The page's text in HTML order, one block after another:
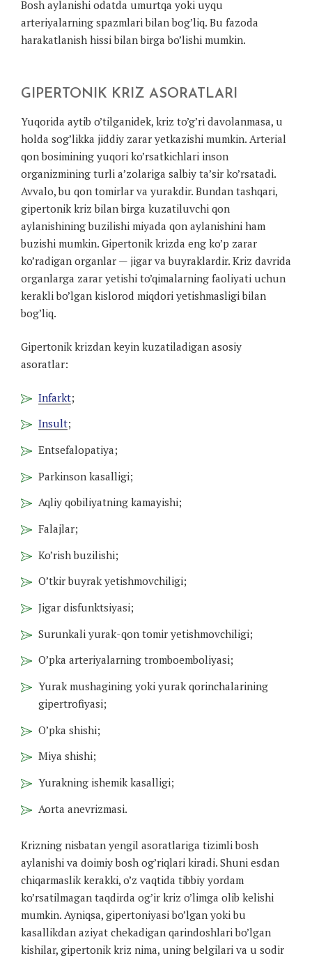
Bosh aylanishi odatda umurtqa yoki uyqu
arteriyalarning spazmlari bilan bog’liq. Bu fazoda
harakatlanish hissi bilan birga bo’lishi mumkin.
GIPERTONIK KRIZ ASORATLARI
Yuqorida aytib o’tilganidek, kriz to’g’ri davolanmasa, u
holda sog’likka jiddiy zarar yetkazishi mumkin. Arterial
qon bosimining yuqori ko’rsatkichlari inson
organizmining turli a’zolariga salbiy ta’sir ko’rsatadi.
Avvalo, bu qon tomirlar va yurakdir. Bundan tashqari,
gipertonik kriz bilan birga kuzatiluvchi qon
aylanishining buzilishi miyada qon aylanishini ham
buzishi mumkin. Gipertonik krizda eng ko’p zarar
ko’radigan organlar — jigar va buyraklardir. Kriz davrida
organlarga zarar yetishi to’qimalarning faoliyati uchun
kerakli bo’lgan kislorod miqdori yetishmasligi bilan
bog’liq.
Gipertonik krizdan keyin kuzatiladigan asosiy
asoratlar:
Infarkt;
Insult;
Entsefalopatiya;
Parkinson kasalligi;
Aqliy qobiliyatning kamayishi;
Falajlar;
Ko’rish buzilishi;
O’tkir buyrak yetishmovchiligi;
Jigar disfunktsiyasi;
Surunkali yurak-qon tomir yetishmovchiligi;
O’pka arteriyalarning tromboemboliyasi;
Yurak mushagining yoki yurak qorinchalarining
gipertrofiyasi;
O’pka shishi;
Miya shishi;
Yurakning ishemik kasalligi;
Aorta anevrizmasi.
Krizning nisbatan yengil asoratlariga tizimli bosh
aylanishi va doimiy bosh og’riqlari kiradi. Shuni esdan
chiqarmaslik kerakki, o’z vaqtida tibbiy yordam
ko’rsatilmagan taqdirda og’ir kriz o’limga olib kelishi
mumkin. Ayniqsa, gipertoniyasi bo’lgan yoki bu
kasallikdan aziyat chekadigan qarindoshlari bo’lgan
kishilar, gipertonik kriz nima, uning belgilari va u sodir